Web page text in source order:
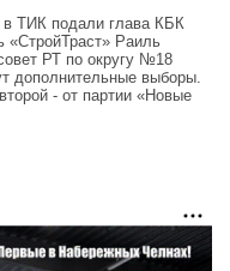
в ТИК подали глава КБК
«СтройТраст» Раиль
РТ по округу №18
дополнительные выборы.
- от партии «Новые